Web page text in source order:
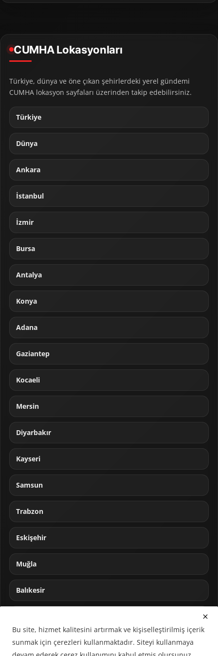
CUMHA Lokasyonları
Türkiye, dünya ve öne çıkan şehirlerdeki yerel gündemi
CUMHA lokasyon sayfaları üzerinden takip edebilirsiniz.
Türkiye
Dünya
Ankara
İstanbul
İzmir
Bursa
Antalya
Konya
Adana
Gaziantep
Kocaeli
Mersin
Diyarbakır
Kayseri
Samsun
Trabzon
Eskişehir
Muğla
Balıkesir
Bu site, hizmet kalitesini artırmak ve kişiselleştirilmiş içerik
sunmak için çerezleri kullanmaktadır. Siteyi kullanmaya